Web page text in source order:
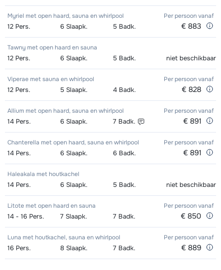
Myriel met open haard, sauna en whirlpool Per persoonvanaf
12 Pers. 6 Slaapk. 5 Badk. € 883
Tawny met open haard en sauna
12 Pers. 6 Slaapk. 5 Badk. niet beschikbaar
Viperae met sauna en whirlpool Per persoonvanaf
12 Pers. 5 Slaapk. 4 Badk. € 828
Allium met open haard, sauna en whirlpool Per persoonvanaf
14 Pers. 6 Slaapk. 7 Badk. € 891
Chanterella met open haard, sauna en whirlpool Per persoonvanaf
14 Pers. 6 Slaapk. 6 Badk. € 891
Haleakala met houtkachel
14 Pers. 6 Slaapk. 5 Badk. niet beschikbaar
Litote met open haard en sauna Per persoonvanaf
14 - 16 Pers. 7 Slaapk. 7 Badk. € 850
Luna met houtkachel, sauna en whirlpool Per persoonvanaf
16 Pers. 8 Slaapk. 7 Badk. € 889